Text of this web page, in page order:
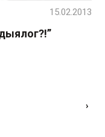
15.02.2013
›